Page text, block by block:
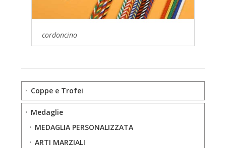
cordoncino
Coppe e Trofei
Medaglie
MEDAGLIA PERSONALIZZATA
ARTI MARZIALI